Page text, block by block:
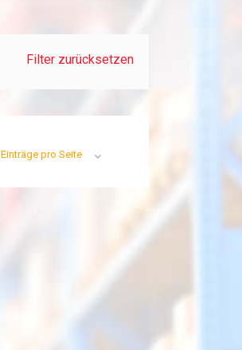
Filter zurücksetzen
Einträge pro Seite